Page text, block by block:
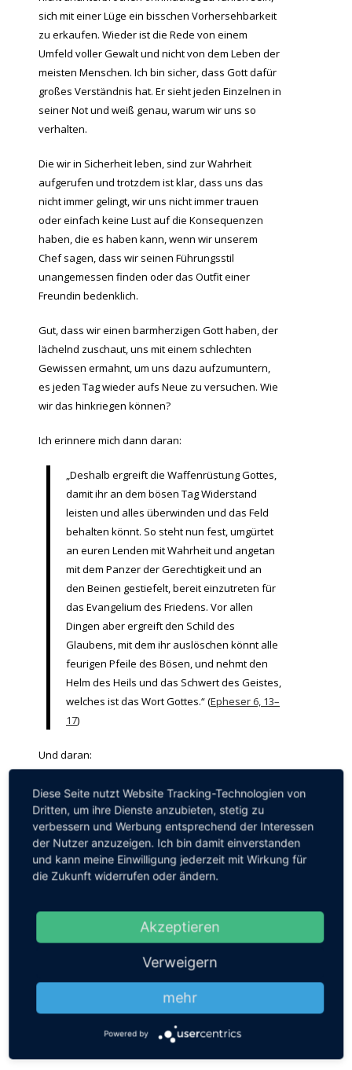
sich mit einer Lüge ein bisschen Vorhersehbarkeit
zu erkaufen. Wieder ist die Rede von einem
Umfeld voller Gewalt und nicht von dem Leben der
meisten Menschen. Ich bin sicher, dass Gott dafür
großes Verständnis hat. Er sieht jeden Einzelnen in
seiner Not und weiß genau, warum wir uns so
verhalten.
Die wir in Sicherheit leben, sind zur Wahrheit
aufgerufen und trotzdem ist klar, dass uns das
nicht immer gelingt, wir uns nicht immer trauen
oder einfach keine Lust auf die Konsequenzen
haben, die es haben kann, wenn wir unserem
Chef sagen, dass wir seinen Führungsstil
unangemessen finden oder das Outfit einer
Freundin bedenklich.
Gut, dass wir einen barmherzigen Gott haben, der
lächelnd zuschaut, uns mit einem schlechten
Gewissen ermahnt, um uns dazu aufzumuntern,
es jeden Tag wieder aufs Neue zu versuchen. Wie
wir das hinkriegen können?
Ich erinnere mich dann daran:
„Deshalb ergreift die Waffenrüstung Gottes,
damit ihr an dem bösen Tag Widerstand
leisten und alles überwinden und das Feld
behalten könnt. So steht nun fest, umgürtet
an euren Lenden mit Wahrheit und angetan
mit dem Panzer der Gerechtigkeit und an
den Beinen gestiefelt, bereit einzutreten für
das Evangelium des Friedens. Vor allen
Dingen aber ergreift den Schild des
Glaubens, mit dem ihr auslöschen könnt alle
feurigen Pfeile des Bösen, und nehmt den
Helm des Heils und das Schwert des Geistes,
welches ist das Wort Gottes.“ (Epheser 6, 13–
17)
Und daran:
Da sprach nun Jesus zu den Juden, die an ihn
glaubten: Wenn ihr bleiben werdet an
meinem Wort, so seid ihr wahrhaftig meine
Jünger und werdet die Wahrheit erkennen,
und die Wahrheit wird euch frei machen.
(Johannes 8, 30–36)
Das macht mir immer wieder Mut, meinen
Wahrheitssinn zu schärfen und für die Wahrheit
einzutreten. Was ist Ihre Methode?
Du bist selbst schuld
Lüge
Diese Seite nutzt Website Tracking-Technologien von
Dritten, um ihre Dienste anzubieten, stetig zu
verbessern und Werbung entsprechend der Interessen
der Nutzer anzuzeigen. Ich bin damit einverstanden
und kann meine Einwilligung jederzeit mit Wirkung für
die Zukunft widerrufen oder ändern.
Akzeptieren
Verweigern
mehr
Powered by